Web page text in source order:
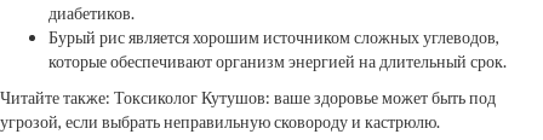
диабетиков.
Бурый рис является хорошим источником сложных углеводов,
которые обеспечивают организм энергией на длительный срок.
Читайте также: Токсиколог Кутушов: ваше здоровье может быть под
угрозой, если выбрать неправильную сковороду и кастрюлю.